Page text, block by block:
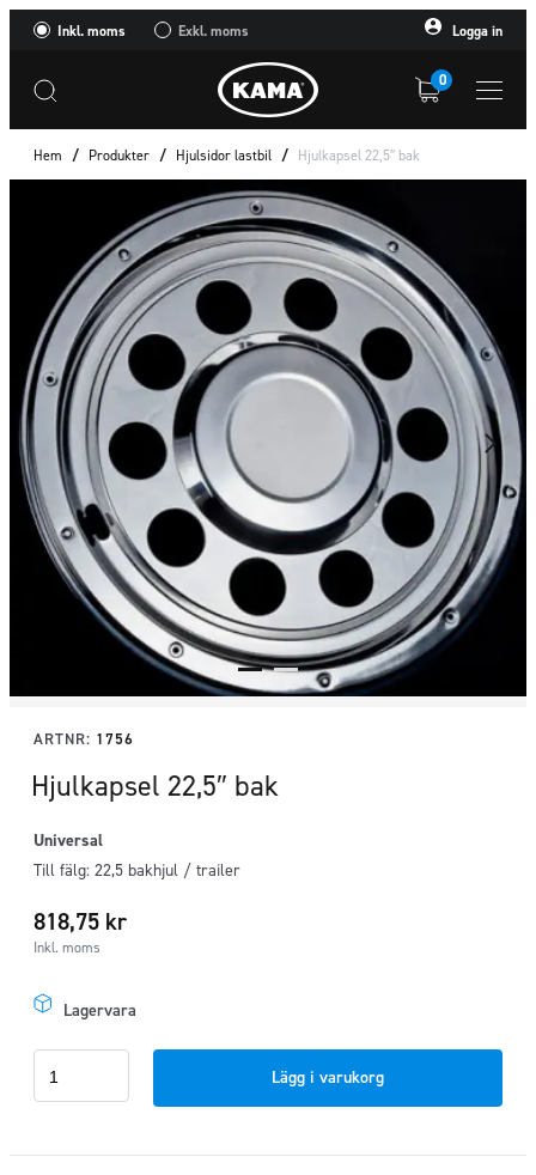
Inkl. moms Exkl. moms Logga in
0
Hem / Produkter / Hjulsidor lastbil / Hjulkapsel 22,5″ bak
ARTNR: 1756
Hjulkapsel 22,5″ bak
Universal
Till fälg: 22,5 bakhjul / trailer
818,75 kr
Inkl. moms
Lagervara
mängd
Lägg i varukorg